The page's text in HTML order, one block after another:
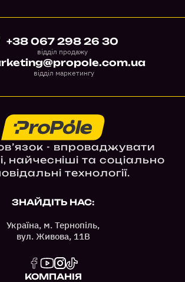
+38 067 298 26 30
відділ продажу
відділ маркетингу
- впроваджувати
найчесніші та соціально
технології.
ЗНАЙДІТЬ НАС:
Україна, м. Тернопіль,
вул. Живова, 11В
КОМПАНІЯ